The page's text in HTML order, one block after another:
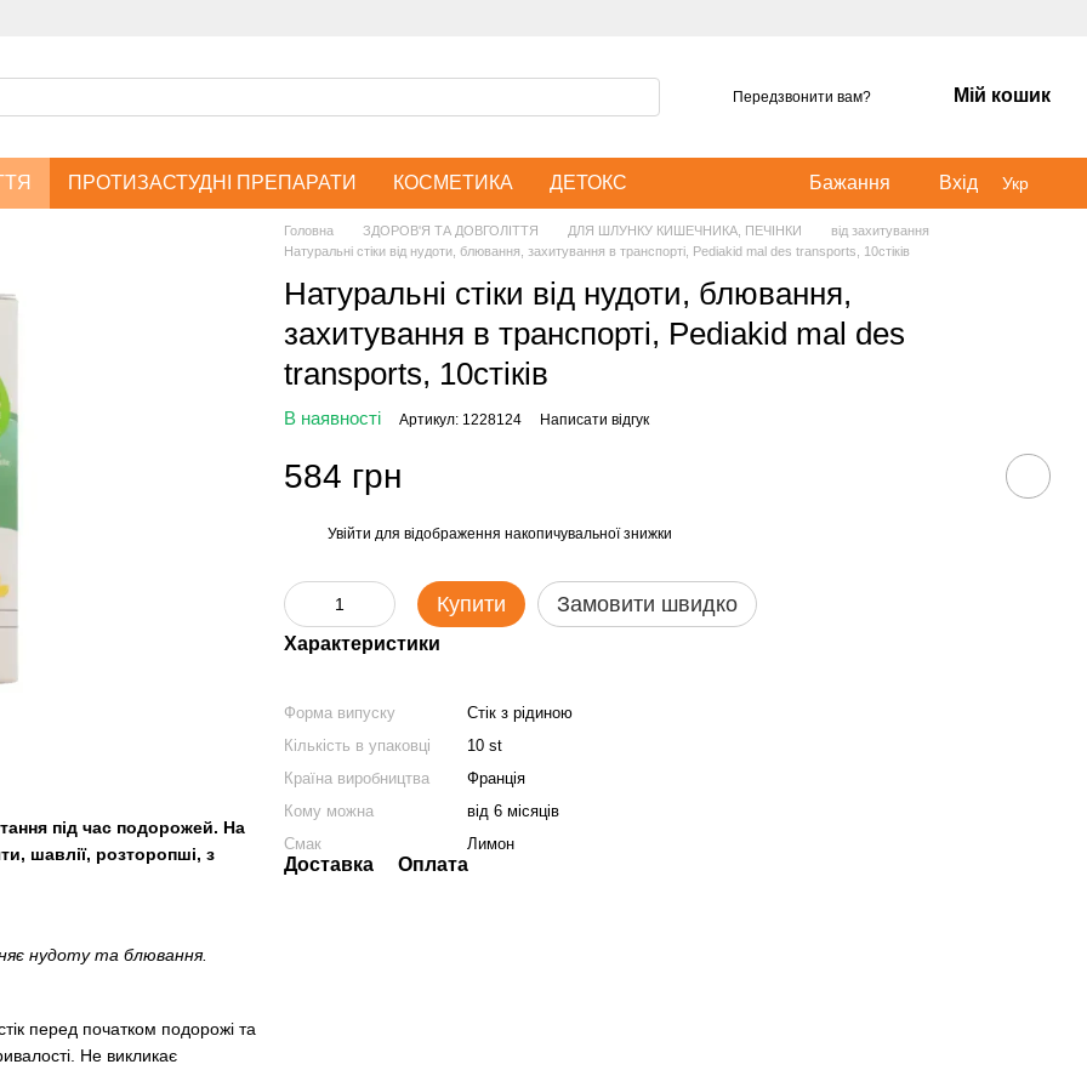
Передзвонити вам? Мій кошик
ПРОТИЗАСТУДНІ ПРЕПАРАТИ КОСМЕТИКА ДЕТОКС Бажання Вхід Укр
під час подорожей. На
шавлії, розторопші, з
нудоту та блювання.
перед початком подорожі та
Не викликає
Головна ЗДОРОВ'Я ТА ДОВГОЛІТТЯ ДЛЯ ШЛУНКУ КИШЕЧНИКА, ПЕЧІНКИ
від захитування
Натуральні стіки від нудоти, блювання, захитування в транспорті, Pediakid mal des transports, 10стіків
Натуральні стіки від нудоти, блювання,
захитування в транспорті, Pediakid mal des
transports, 10стіків
В наявності Артикул: 1228124 Написати відгук
584 грн
Увійти для відображення накопичувальної знижки
Купити Замовити швидко
Характеристики
Форма випуску
Стік з рідиною
Кількість в упаковці
10 st
Країна виробництва
Франція
Кому можна
від 6 місяців
Смак
Лимон
Доставка Оплата